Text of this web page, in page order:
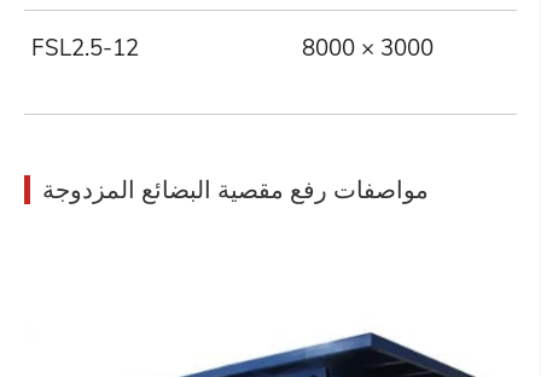
FSL2.5-12 8000 × 3000
مواصفات رفع مقصية البضائع المزدوجة